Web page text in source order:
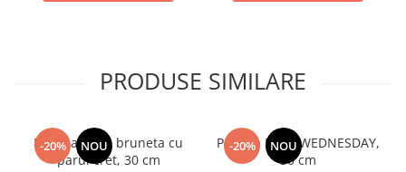
PRODUSE SIMILARE
-20% NOU
Papusa Mia - bruneta cu
parul cret, 30 cm
-20% NOU
Papusa Mia - WEDNESDAY,
30 cm